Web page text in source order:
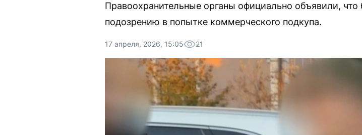
Правоохранительные органы официально объявили,
подозрению в попытке коммерческого подкупа.
17 апреля, 2026, 15:05 21